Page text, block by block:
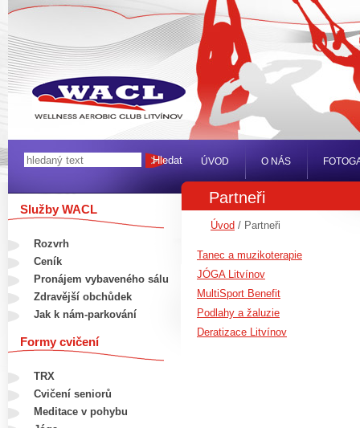
ÚVOD O NÁS
Služby WACL
Rozvrh
Ceník
Pronájem vybaveného sálu
Zdravější obchůdek
Jak k nám-parkování
Formy cvičení
TRX
Cvičení seniorů
Meditace v pohybu
Partneři
Úvod / Partneři
Tanec a muzikoterapie
JÓGA Litvínov
MultiSport Benefit
Podlahy a žaluzie
Deratizace Litvínov